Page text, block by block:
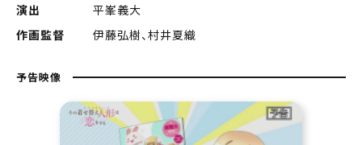
演出
平峯義大
作画監督
伊藤弘樹、村井夏織
予告映像